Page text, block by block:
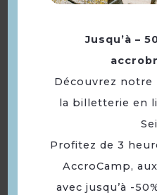
Restaurant
Jusqu’à –
Découvrez
la billetterie en
Profitez de 3
AccroCamp,
avec jusqu’à -